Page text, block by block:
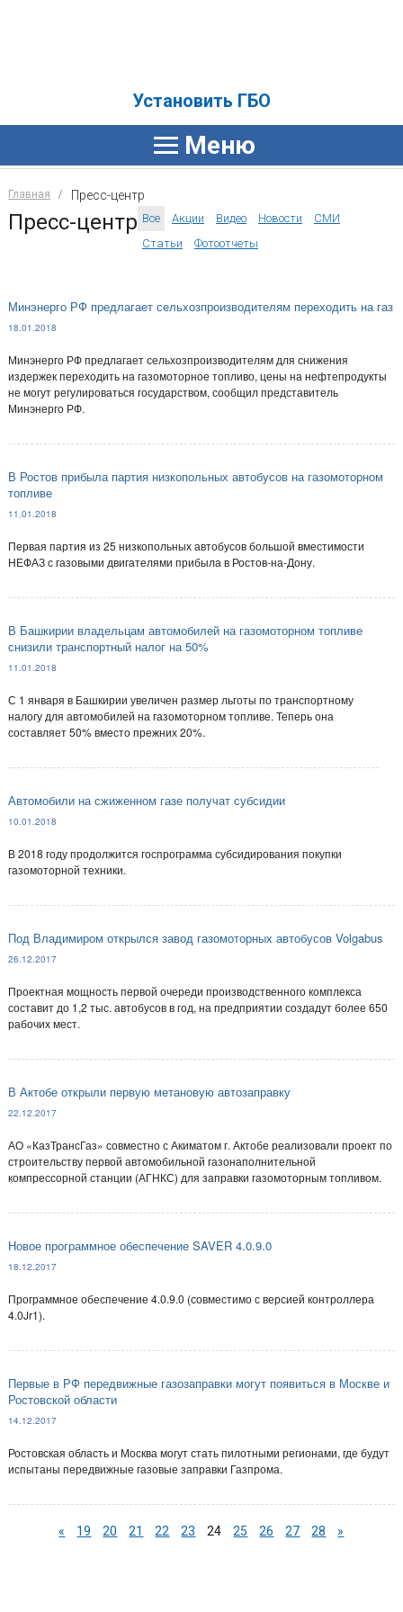
Установить ГБО
Главная Пресс-центр
Пресс-центр Все Акции Видео Новости
СМИ
Статьи
Фотоотчеты
Минэнерго РФ предлагает сельхозпроизводителям переходить на газ
Минэнерго РФ предлагает сельхозпроизводителям для снижения
издержек переходить на газомоторное топливо, цены на нефтепродукты
не могут регулироваться государством, сообщил представитель
Минэнерго РФ.
18.01.2018
В Ростов прибыла партия низкопольных автобусов на газомоторном
топливе
Первая партия из 25 низкопольных автобусов большой вместимости
НЕФАЗ с газовыми двигателями прибыла в Ростов-на-Дону.
11.01.2018
В Башкирии владельцам автомобилей на газомоторном топливе
снизили транспортный налог на 50%
С 1 января в Башкирии увеличен размер льготы по транспортному
налогу для автомобилей на газомоторном топливе. Теперь она
составляет 50% вместо прежних 20%.
11.01.2018
Автомобили на сжиженном газе получат субсидии
В 2018 году продолжится госпрограмма субсидирования покупки
газомоторной техники.
10.01.2018
Под Владимиром открылся завод газомоторных автобусов Volgabus
Проектная мощность первой очереди производственного комплекса
составит до 1,2 тыс. автобусов в год, на предприятии создадут более 650
рабочих мест.
26.12.2017
В Актобе открыли первую метановую автозаправку
АО «КазТрансГаз» совместно с Акиматом г. Актобе реализовали проект по
строительству первой автомобильной газонаполнительной
компрессорной станции (АГНКС) для заправки газомоторным топливом.
22.12.2017
Новое программное обеспечение SAVER 4.0.9.0
Программное обеспечение 4.0.9.0 (совместимо с версией контроллера
4.0Jr1).
18.12.2017
Первые в РФ передвижные газозаправки могут появиться в Москве и
Ростовской области
Ростовская область и Москва могут стать пилотными регионами, где будут
испытаны передвижные газовые заправки Газпрома.
14.12.2017
« 19 20 21 22 23 24 25 26 27 28 »